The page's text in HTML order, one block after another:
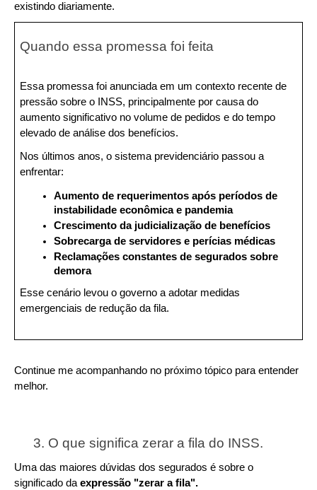
existindo diariamente.
Quando essa promessa foi feita
Essa promessa foi anunciada em um contexto recente de
pressão sobre o INSS, principalmente por causa do
aumento significativo no volume de pedidos e do tempo
elevado de análise dos benefícios.
Nos últimos anos, o sistema previdenciário passou a
enfrentar:
Aumento de requerimentos após períodos de
instabilidade econômica e pandemia
Crescimento da judicialização de benefícios
Sobrecarga de servidores e perícias médicas
Reclamações constantes de segurados sobre
demora
Esse cenário levou o governo a adotar medidas
emergenciais de redução da fila.
Continue me acompanhando no próximo tópico para entender
melhor.
O que significa zerar a fila do INSS.
Uma das maiores dúvidas dos segurados é sobre o
significado da expressão "zerar a fila".